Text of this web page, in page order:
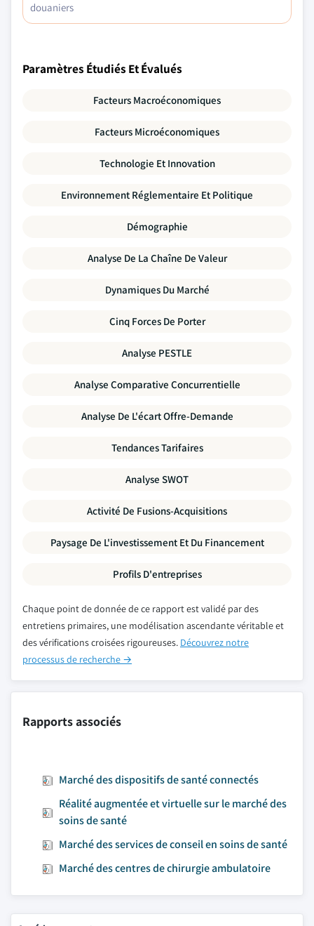
douaniers
Paramètres Étudiés Et Évalués
Facteurs Macroéconomiques
Facteurs Microéconomiques
Technologie Et Innovation
Environnement Réglementaire Et Politique
Démographie
Analyse De La Chaîne De Valeur
Dynamiques Du Marché
Cinq Forces De Porter
Analyse PESTLE
Analyse Comparative Concurrentielle
Analyse De L'écart Offre-Demande
Tendances Tarifaires
Analyse SWOT
Activité De Fusions-Acquisitions
Paysage De L'investissement Et Du Financement
Profils D'entreprises
Chaque point de donnée de ce rapport est validé par des
entretiens primaires, une modélisation ascendante véritable et
des vérifications croisées rigoureuses. Découvrez notre
processus de recherche →
Rapports associés
Marché des dispositifs de santé connectés
Réalité augmentée et virtuelle sur le marché des
soins de santé
Marché des services de conseil en soins de santé
Marché des centres de chirurgie ambulatoire